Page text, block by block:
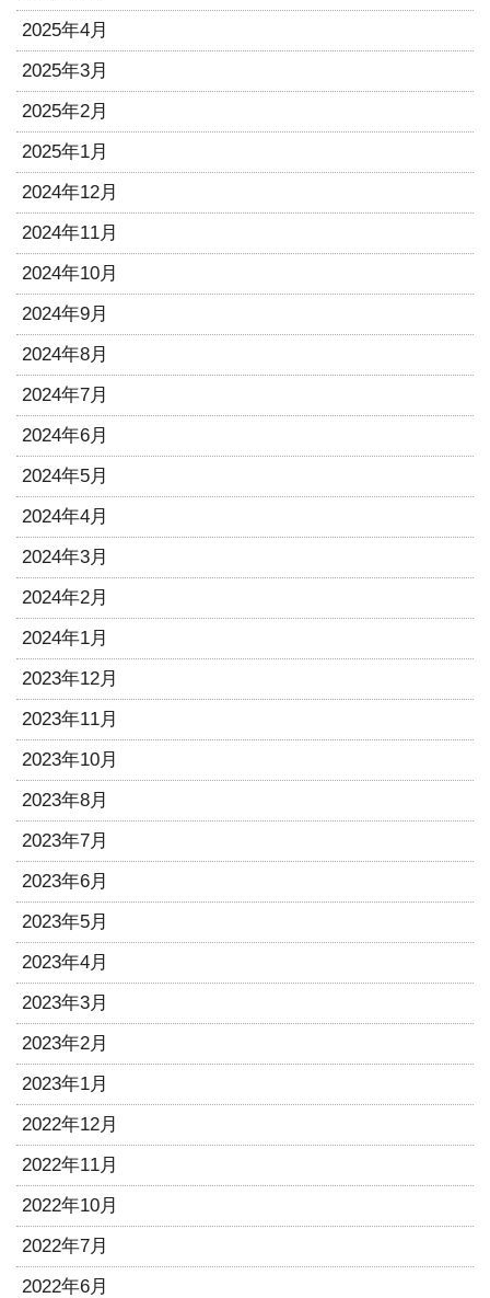
2025年4月
2025年3月
2025年2月
2025年1月
2024年12月
2024年11月
2024年10月
2024年9月
2024年8月
2024年7月
2024年6月
2024年5月
2024年4月
2024年3月
2024年2月
2024年1月
2023年12月
2023年11月
2023年10月
2023年8月
2023年7月
2023年6月
2023年5月
2023年4月
2023年3月
2023年2月
2023年1月
2022年12月
2022年11月
2022年10月
2022年7月
2022年6月